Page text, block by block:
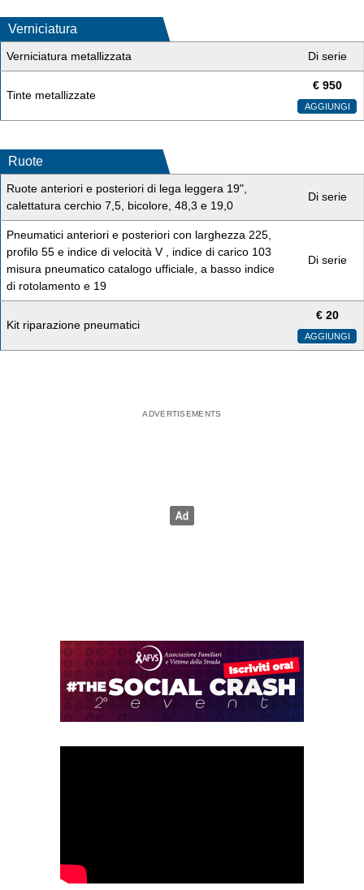
Verniciatura
Verniciatura metallizzata Di serie
Tinte metallizzate
€ 950
AGGIUNGI
Ruote
Ruote anteriori e posteriori di lega leggera 19",
calettatura cerchio 7,5, bicolore, 48,3 e 19,0
Di serie
Pneumatici anteriori e posteriori con larghezza 225,
profilo 55 e indice di velocità V , indice di carico 103
misura pneumatico catalogo ufficiale, a basso indice
di rotolamento e 19
Di serie
Kit riparazione pneumatici
€ 20
AGGIUNGI